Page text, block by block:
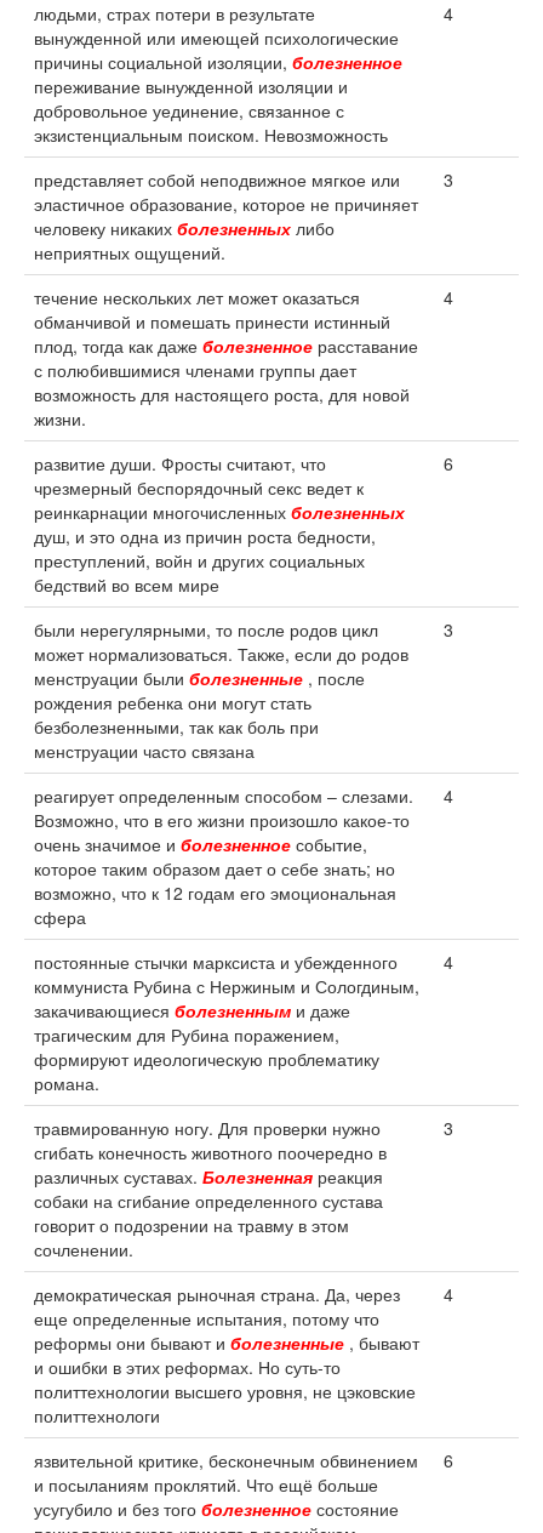
людьми, страх потери в результате
вынужденной или имеющей психологические
причины социальной изоляции, болезненное
переживание вынужденной изоляции и
добровольное уединение, связанное с
экзистенциальным поиском. Невозможность
4
представляет собой неподвижное мягкое или
эластичное образование, которое не причиняет
человеку никаких болезненных либо
неприятных ощущений.
3
течение нескольких лет может оказаться
обманчивой и помешать принести истинный
плод, тогда как даже болезненное расставание
с полюбившимися членами группы дает
возможность для настоящего роста, для новой
жизни.
4
развитие души. Фросты считают, что
чрезмерный беспорядочный секс ведет к
реинкарнации многочисленных болезненных
душ, и это одна из причин роста бедности,
преступлений, войн и других социальных
бедствий во всем мире
6
были нерегулярными, то после родов цикл
может нормализоваться. Также, если до родов
менструации были болезненные , после
рождения ребенка они могут стать
безболезненными, так как боль при
менструации часто связана
3
реагирует определенным способом – слезами.
Возможно, что в его жизни произошло какое-то
очень значимое и болезненное событие,
которое таким образом дает о себе знать; но
возможно, что к 12 годам его эмоциональная
сфера
4
постоянные стычки марксиста и убежденного
коммуниста Рубина с Нержиным и Сологдиным,
закачивающиеся болезненным и даже
трагическим для Рубина поражением,
формируют идеологическую проблематику
романа.
4
травмированную ногу. Для проверки нужно
сгибать конечность животного поочередно в
различных суставах. Болезненная реакция
собаки на сгибание определенного сустава
говорит о подозрении на травму в этом
сочленении.
3
демократическая рыночная страна. Да, через
еще определенные испытания, потому что
реформы они бывают и болезненные , бывают
и ошибки в этих реформах. Но суть-то
политтехнологии высшего уровня, не цэковские
политтехнологи
4
язвительной критике, бесконечным обвинением
и посыланиям проклятий. Что ещё больше
усугубило и без того болезненное состояние
6